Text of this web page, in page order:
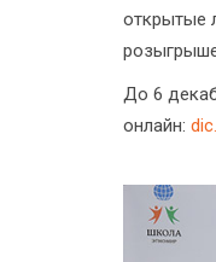
открытые
До 6
онлайн: